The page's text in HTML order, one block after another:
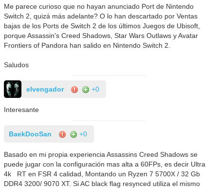
Me parece curioso que no hayan anunciado Port de Nintendo
Switch 2, quizá más adelante? O lo han descartado por Ventas
bajas de los Ports de Switch 2 de los últimos Juegos de Ubisoft,
porque Assassin's Creed Shadows, Star Wars Outlaws y Avatar
Frontiers of Pandora han salido en Nintendo Switch 2.
Saludos
elvengador +0
Interesante
BaekDooSan +0
Basado en mi propia experiencia Assassins Creed Shadows se
puede jugar con la configuración mas alta a 60FPs, es decir Ultra
4k RT en FSR 4 calidad, Montando un Ryzen 7 5700X / 32 Gb
DDR4 3200/ 9070 XT. Si AC black flag resynced utiliza el mismo